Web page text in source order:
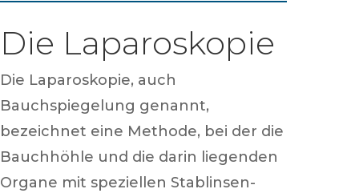
Die Laparoskopie
Die Laparoskopie, auch
Bauchspiegelung genannt,
bezeichnet eine Methode, bei der die
Bauchhöhle und die darin liegenden
Organe mit speziellen Stablinsen-